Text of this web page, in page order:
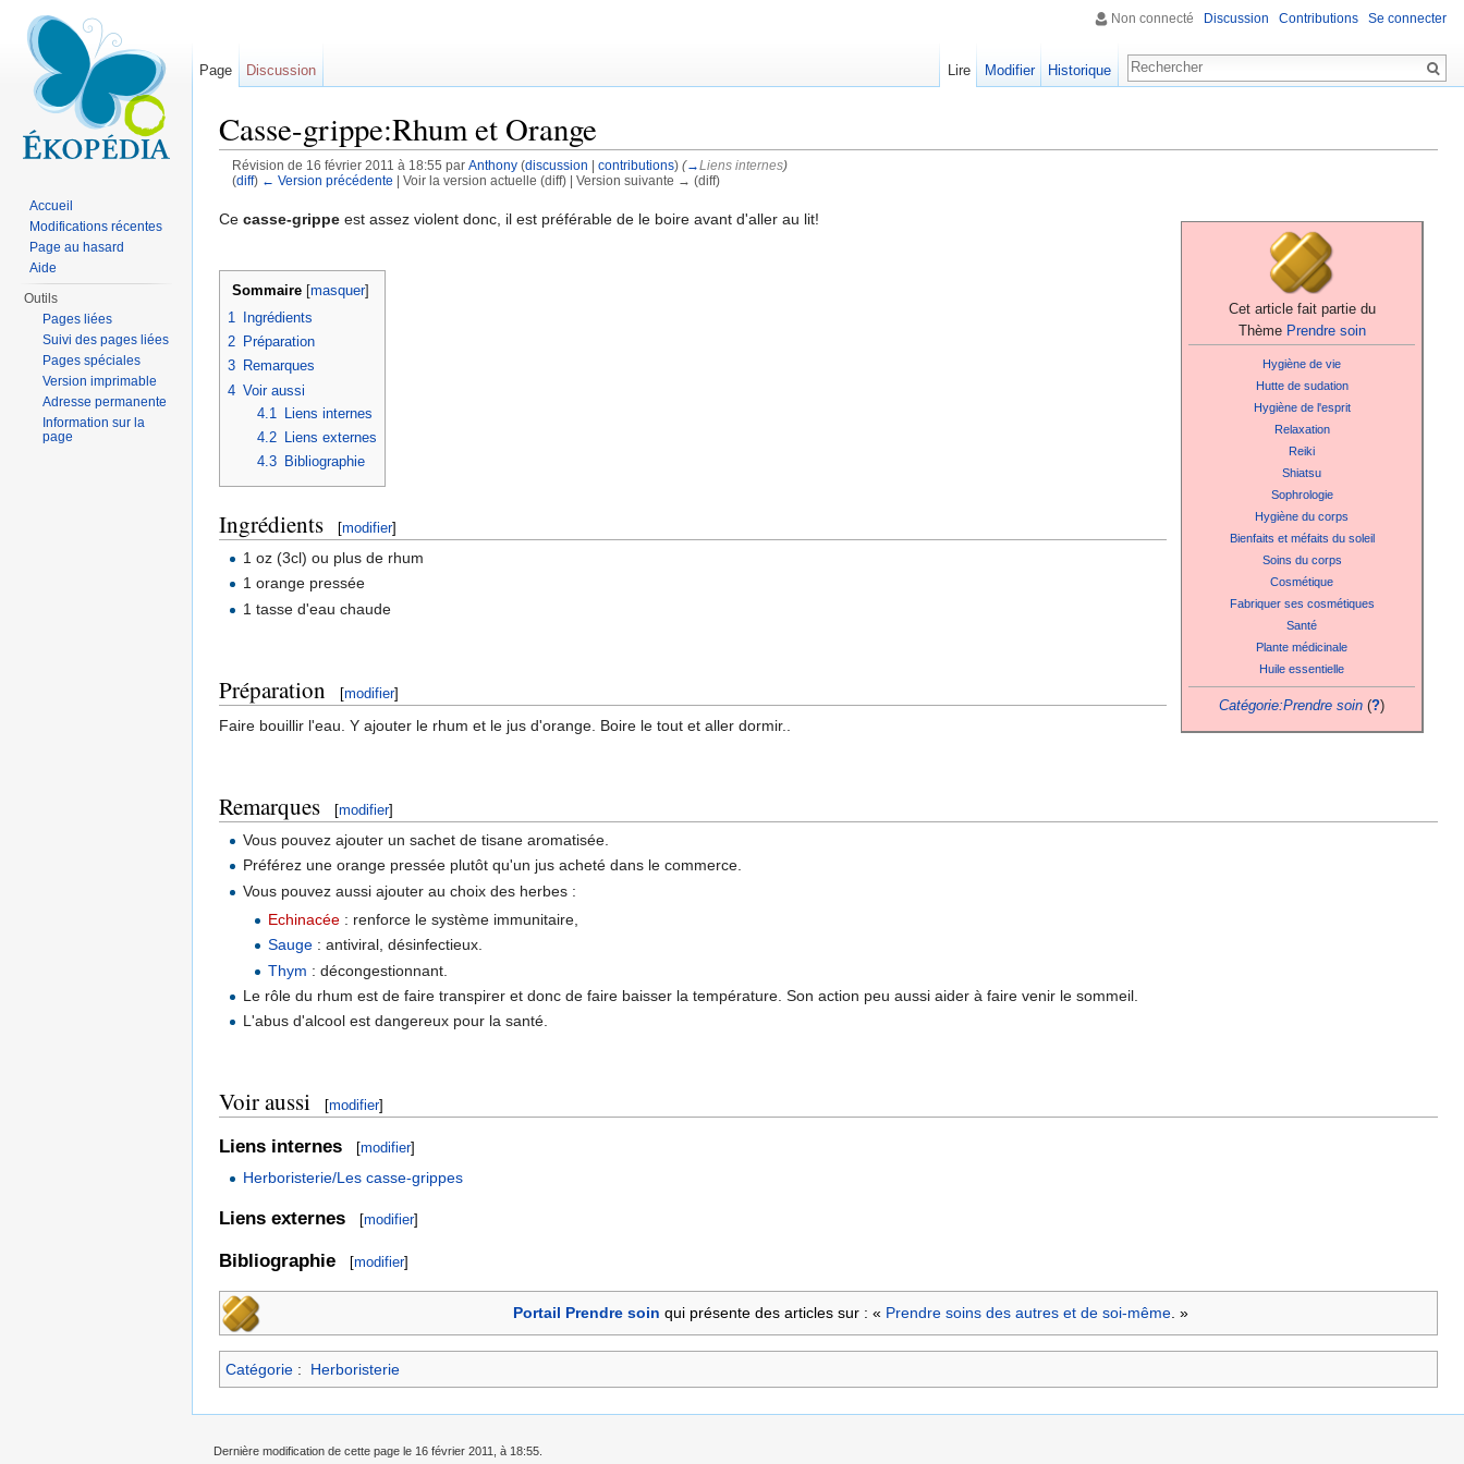
Casse-grippe:Rhum et Orange
Révision de 16 février 2011 à 18:55 par Anthony (discussion contributions) (→Liens internes)
(diff) ← Version précédente | Voir la version actuelle (diff) | Version suivante → (diff)
Cet article fait partie du
Thème Prendre soin
Hygiène de vie
Hutte de sudation
Hygiène de l'esprit
Relaxation
Reiki
Shiatsu
Sophrologie
Hygiène du corps
Bienfaits et méfaits du soleil
Soins du corps
Cosmétique
Fabriquer ses cosmétiques
Santé
Plante médicinale
Huile essentielle
Catégorie:Prendre soin (?)
Ce casse-grippe est assez violent donc, il est préférable de le boire avant d'aller au lit!
Sommaire[masquer]
1
Ingrédients
2 Préparation
3 Remarques
4 Voir aussi
4.1
Liens internes
4.2
Liens externes
4.3
Bibliographie
Ingrédients [modifier]
1 oz (3cl) ou plus de rhum
1 orange pressée
1 tasse d'eau chaude
Préparation [modifier]
Faire bouillir l'eau. Y ajouter le rhum et le jus d'orange. Boire le tout et aller dormir..
Remarques [modifier]
Vous pouvez ajouter un sachet de tisane aromatisée.
Préférez une orange pressée plutôt qu'un jus acheté dans le commerce.
Vous pouvez aussi ajouter au choix des herbes :
Echinacée: renforce le système immunitaire,
Sauge: antiviral, désinfectieux.
Thym : décongestionnant.
Le rôle du rhum est de faire transpirer et donc de faire baisser la température. Son action peu aussi aider à faire venir le sommeil.
L'abus d'alcool est dangereux pour la santé.
Voir aussi [modifier]
Liens internes [modifier]
Herboristerie/Les casse-grippes
Liens externes [modifier]
Bibliographie [modifier]
Portail Prendre soin qui présente des articles sur : « Prendre soins des autres et de soi-même . »
Catégorie : Herboristerie
Non connecté Discussion Contributions Se connecter
Page Discussion Lire Modifier Historique
Accueil
Modifications récentes
Page au hasard
Aide
Outils
Pages liées
Suivi des pages liées
Pages spéciales
Version imprimable
Adresse permanente
Information sur la
page
Dernière modification de cette page le 16 février 2011, à 18:55.